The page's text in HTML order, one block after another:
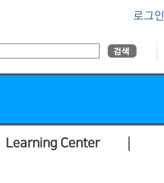
로그인
Learning Center